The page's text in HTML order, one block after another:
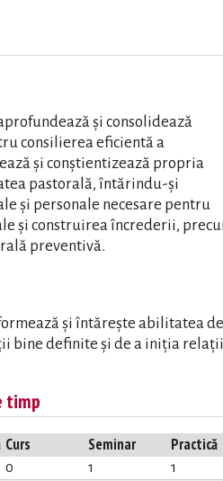
și consolidează
consilierea eficientă a
și conștientizează propria
pastorală, întărindu-și
și personale necesare pentru
și construirea încrederii,
preventivă.
și întărește abilitatea
bine definite și de a iniția relații
timp
Curs Seminar Practică
0 1
1